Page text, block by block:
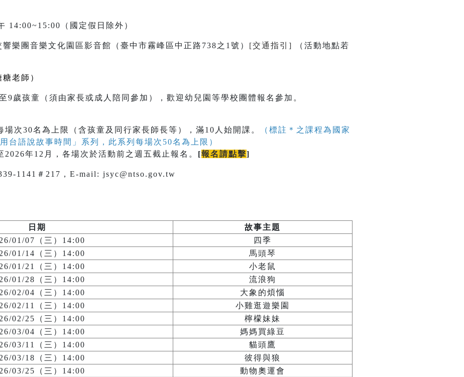
14:00~15:00（國定假日除外）
響樂團音樂文化園區影音館（臺中市霧峰區中正路738之1號） [交通指引]
（活動地點若
老師）
9歲孩童（須由家長或成人陪同參加），歡迎幼兒園等學校團體報名參加。
場次30名為上限（含孩童及同行家長師長等），滿10人始開課。
（標註＊之課程為國家
台語說故事時間」系列，此系列每場次50名為上限）
2026年12月，各場次於活動前之週五截止報名。 [報名請點擊]
1141＃217，E-mail: jsyc@ntso.gov.tw
日期
故事主題
01/07（三）14:00
四季
01/14（三）14:00
馬頭琴
01/21（三）14:00
小老鼠
01/28（三）14:00
流浪狗
02/04（三）14:00
大象的煩惱
02/11（三）14:00
小雞逛遊樂園
02/25（三）14:00
檸檬妹妹
03/04（三）14:00
媽媽買綠豆
03/11（三）14:00
貓頭鷹
03/18（三）14:00
彼得與狼
03/25（三）14:00
動物奧運會